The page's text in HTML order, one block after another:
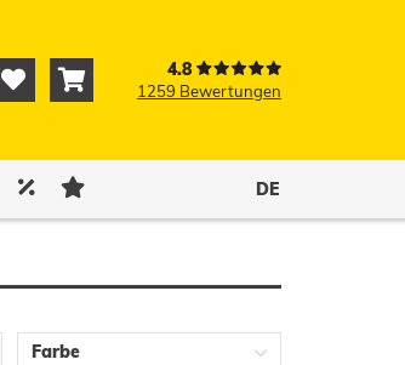
  4.8
1259 Bewertungen
  DE
Farbe